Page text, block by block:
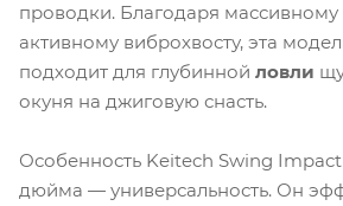
проводки. Благодаря массивному
активному виброхвосту, эта
подходит для глубинной ловли
окуня на джиговую снасть.
Особенность Keitech Swing
дюйма — универсальность. Он